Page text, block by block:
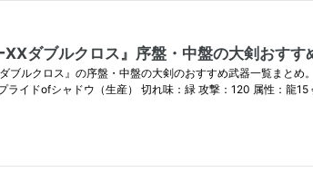
ダブルクロス』序盤・中盤の大剣おすす
ブルクロス』の序盤・中盤の大剣のおすすめ武器一覧まと
ライドofシャドウ（生産） 切れ味：緑 攻撃：120 属性：龍